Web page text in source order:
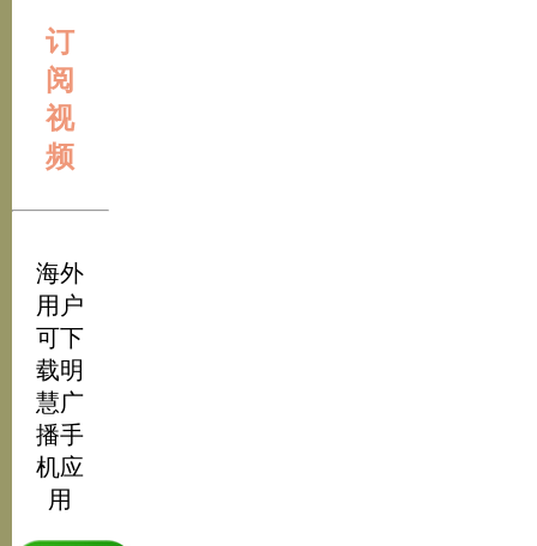
订
阅
视
频
海外
用户
可下
载明
慧广
播手
机应
用